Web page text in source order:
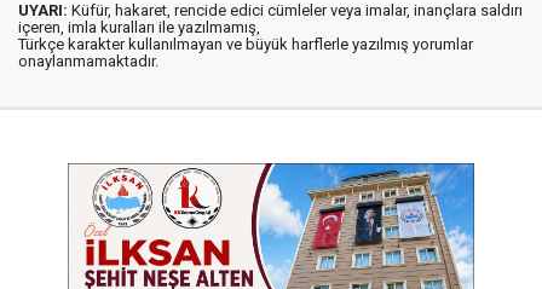
UYARI: Küfür, hakaret, rencide edici cümleler veya imalar, inançlara saldırı
içeren, imla kuralları ile yazılmamış,
Türkçe karakter kullanılmayan ve büyük harflerle yazılmış yorumlar
onaylanmamaktadır.